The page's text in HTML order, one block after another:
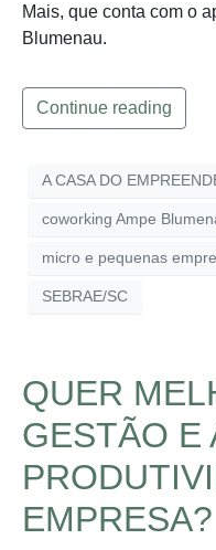
Mais, que conta com o
Blumenau.
Continue reading
A CASA DO
coworking Ampe
micro e pequenas
SEBRAE/SC
QUER
GESTÃO E
EMPRESA?